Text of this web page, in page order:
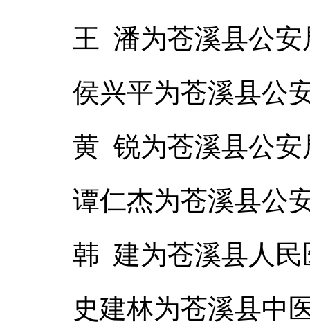
王 潘为苍溪县公
侯兴平为苍溪县公
黄 锐为苍溪县公安
谭仁杰为苍溪县公
韩 建为苍溪县人民
史建林为苍溪县中